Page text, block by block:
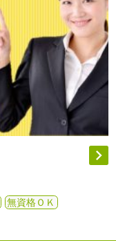

無資格ＯＫ